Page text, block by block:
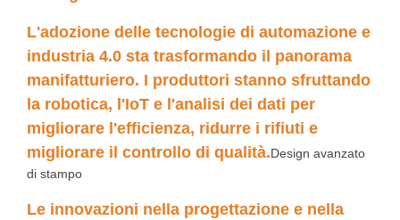
L'adozione delle tecnologie di automazione e
industria 4.0 sta trasformando il panorama
manifatturiero. I produttori stanno sfruttando
la robotica, l'IoT e l'analisi dei dati per
migliorare l'efficienza, ridurre i rifiuti e
migliorare il controllo di qualità.Design avanzato
di stampo
Le innovazioni nella progettazione e nella